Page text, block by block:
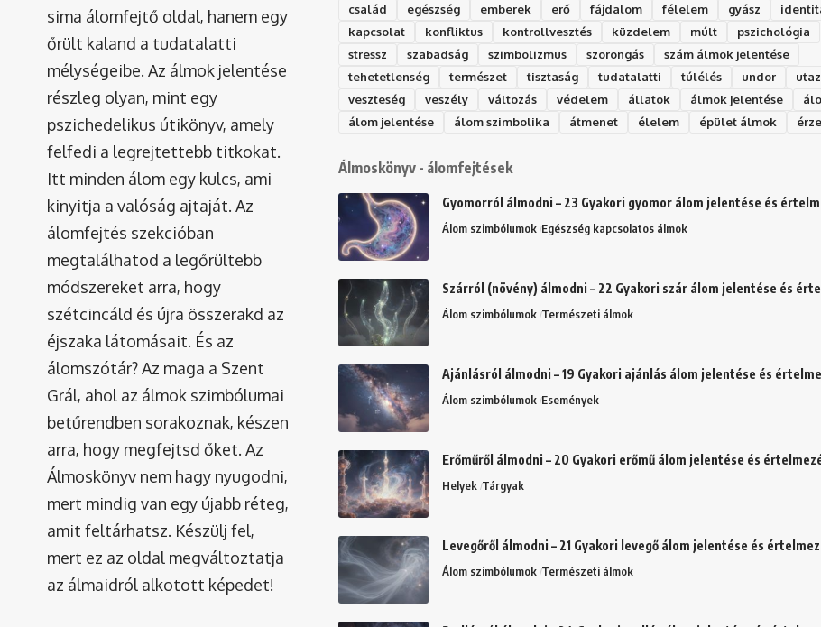
sima álomfejtő oldal, hanem egy
őrült kaland a tudatalatti
mélységeibe. Az álmok jelentése
részleg olyan, mint egy
pszichedelikus útikönyv, amely
felfedi a legrejtettebb titkokat.
Itt minden álom egy kulcs, ami
kinyitja a valóság ajtaját. Az
álomfejtés szekcióban
megtalálhatod a legőrültebb
módszereket arra, hogy
szétcincáld és újra összerakd az
éjszaka látomásait. És az
álomszótár? Az maga a Szent
Grál, ahol az álmok szimbólumai
betűrendben sorakoznak, készen
arra, hogy megfejtsd őket. Az
Álmoskönyv nem hagy nyugodni,
mert mindig van egy újabb réteg,
amit feltárhatsz. Készülj fel,
mert ez az oldal megváltoztatja
az álmaidról alkotott képedet!
család
egészség emberek erő fájdalom félelem gyász
kapcsolat
konfliktus kontrollvesztés küzdelem múlt
pszichológia
stressz
szabadság szimbolizmus szorongás
szám álmok jelentése
tehetetlenség
természet tisztaság tudatalatti túlélés undor
veszteség
veszély változás védelem állatok álmok jelentése
álom jelentése
álom szimbolika átmenet élelem épület álmok
Álmoskönyv - álomfejtések
Gyomorról álmodni – 23 Gyakori gyomor álom jelentése és
Álom szimbólumok Egészség kapcsolatos álmok
Szárról (növény) álmodni – 22 Gyakori szár álom jelentése és
Álom szimbólumok Természeti álmok
Ajánlásról álmodni – 19 Gyakori ajánlás álom jelentése és
Álom szimbólumok Események
Erőműről álmodni – 20 Gyakori erőmű álom jelentése és
Helyek Tárgyak
Levegőről álmodni – 21 Gyakori levegő álom jelentése és
Álom szimbólumok Természeti álmok